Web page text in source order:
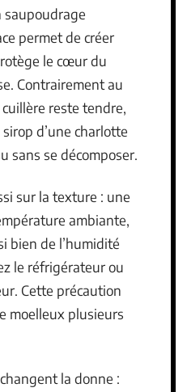
saupoudrage
permet de créer
le cœur du
Contrairement au
reste tendre,
d’une charlotte
sans se décomposer.
sur la texture : une
ambiante,
bien de l’humidité
le réfrigérateur ou
Cette précaution
moelleux plusieurs
la donne :